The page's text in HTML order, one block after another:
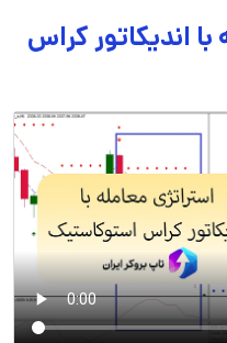
اندیکاتور کراس